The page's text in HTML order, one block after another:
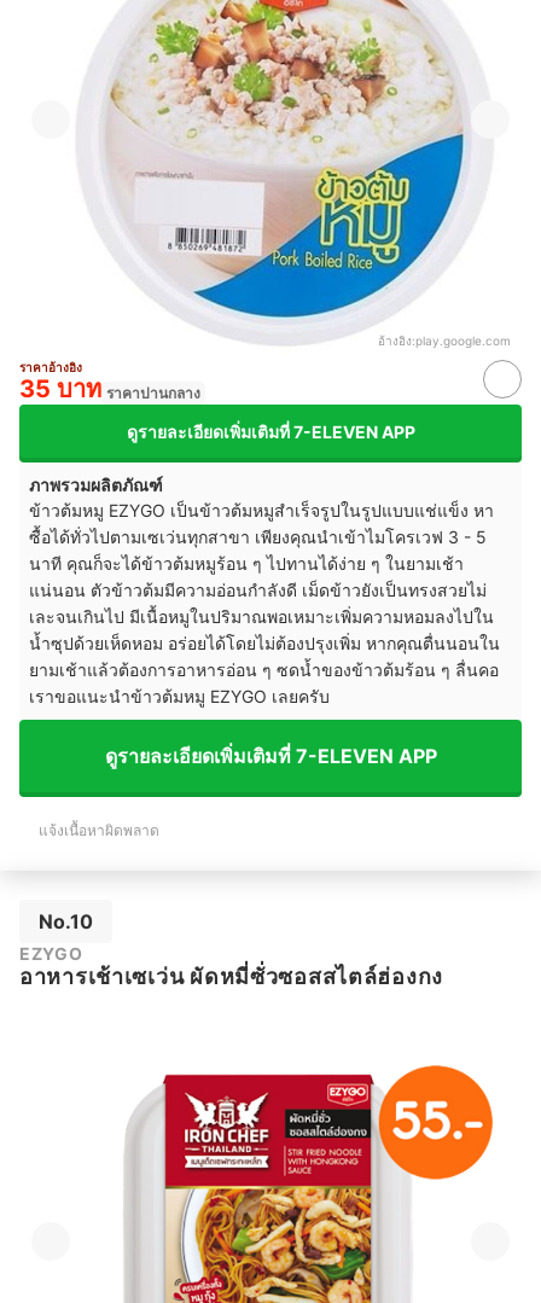
อ้างอิง:play.google.com
ราคาอ้างอิง
35 บาท ราคาปานกลาง
ดูรายละเอียดเพิ่มเติมที่ 7-ELEVEN APP
ภาพรวมผลิตภัณฑ์
ข้าวต้มหมู EZYGO เป็นข้าวต้มหมูสำเร็จรูปในรูปแบบแช่แข็ง หา
ซื้อได้ทั่วไปตามเซเว่นทุกสาขา เพียงคุณนำเข้าไมโครเวฟ 3 - 5
นาที คุณก็จะได้ข้าวต้มหมูร้อน ๆ ไปทานได้ง่าย ๆ ในยามเช้า
แน่นอน ตัวข้าวต้มมีความอ่อนกำลังดี เม็ดข้าวยังเป็นทรงสวยไม่
เละจนเกินไป มีเนื้อหมูในปริมาณพอเหมาะเพิ่มความหอมลงไปใน
น้ำซุปด้วยเห็ดหอม อร่อยได้โดยไม่ต้องปรุงเพิ่ม หากคุณตื่นนอนใน
ยามเช้าแล้วต้องการอาหารอ่อน ๆ ซดน้ำของข้าวต้มร้อน ๆ ลื่นคอ
เราขอแนะนำข้าวต้มหมู EZYGO เลยครับ
ดูรายละเอียดเพิ่มเติมที่ 7-ELEVEN APP
แจ้งเนื้อหาผิดพลาด
No.10
EZYGO
อาหารเช้าเซเว่น ผัดหมี่ซั่วซอสสไตล์ฮ่องกง